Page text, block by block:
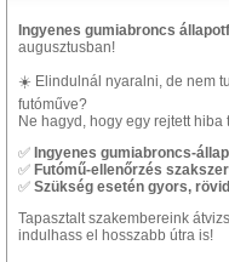
Ingyenes gumiabroncs
augusztusban!
☀️ Elindulnál nyaralni, de nem
futóműve?
Ne hagyd, hogy egy rejtett
✅ Ingyenes gumiabroncs-
✅ Futómű-ellenőrzés
✅ Szükség esetén gyors,
Tapasztalt szakembereink
indulhass el hosszabb útra is!